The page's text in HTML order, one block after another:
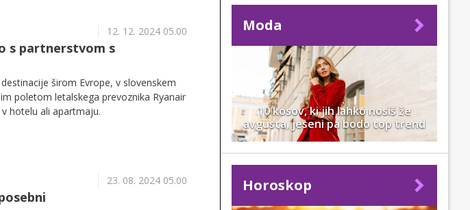
12. 12. 2024 05.00
s partnerstvom s
širom Evrope, v slovenskem
poletom letalskega prevoznika Ryanair
hotelu ali apartmaju.
23. 08. 2024 05.00
Moda
10 kosov, ki jih lahko nosiš že
avgusta, jeseni pa bodo top trend
Horoskop